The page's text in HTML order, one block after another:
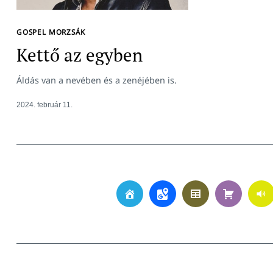
GOSPEL MORZSÁK
Kettő az egyben
Áldás van a nevében és a zenéjében is.
2024. február 11.